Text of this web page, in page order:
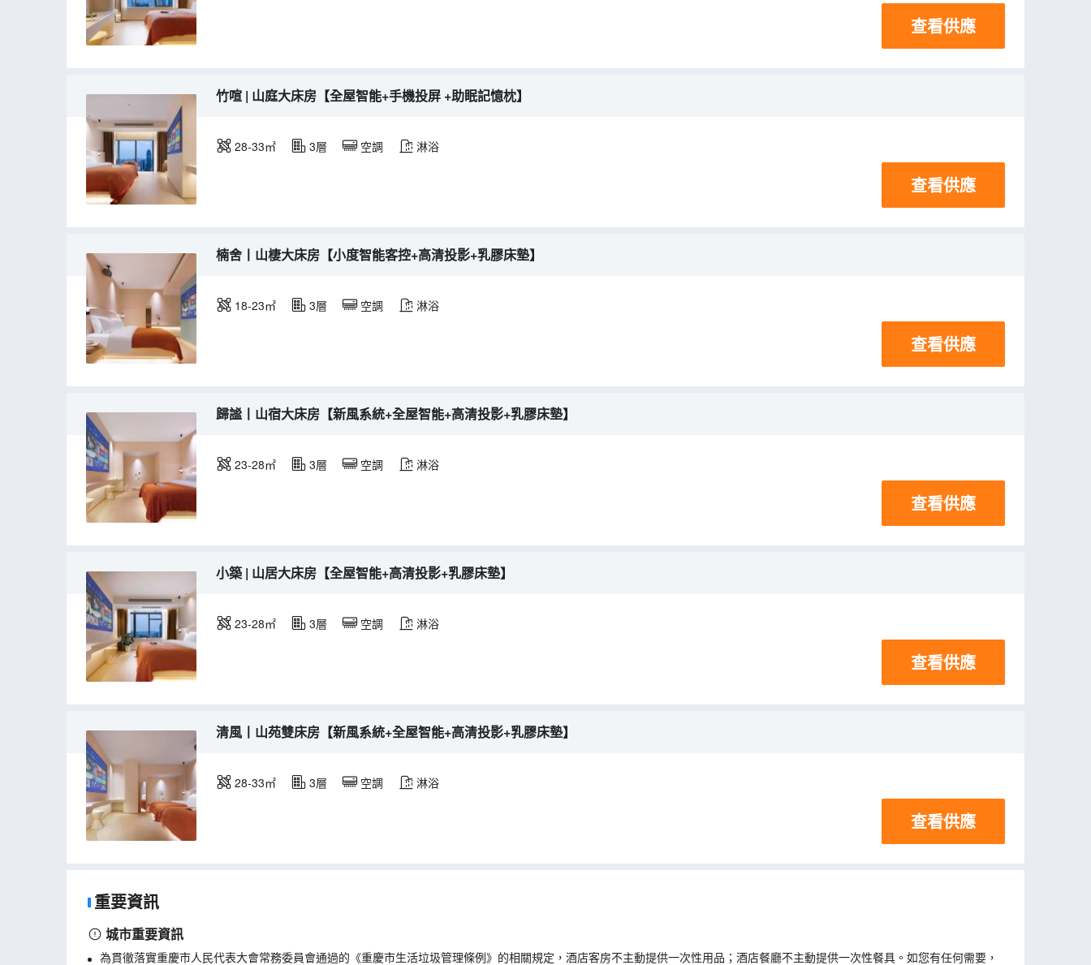
查看供應
竹喧 | 山庭大床房【全屋智能+手機投屏 +助眠記憶枕】
28-33㎡ 3層 空調 淋浴
查看供應
楠舍丨山棲大床房【小度智能客控+高清投影+乳膠床墊】
18-23㎡ 3層 空調 淋浴
查看供應
歸謐丨山宿大床房【新風系統+全屋智能+高清投影+乳膠床墊】
23-28㎡ 3層 空調 淋浴
查看供應
小築 | 山居大床房【全屋智能+高清投影+乳膠床墊】
23-28㎡ 3層 空調 淋浴
查看供應
清風丨山苑雙床房【新風系統+全屋智能+高清投影+乳膠床墊】
28-33㎡ 3層 空調 淋浴
查看供應
重要資訊
城市重要資訊
為貫徹落實重慶市人民代表大會常務委員會通過的《重慶市生活垃圾管理條例》的相關規定，酒店客房不主動提供一次性用品；酒店餐廳不主動提供一次性餐具。如您有任何需要，